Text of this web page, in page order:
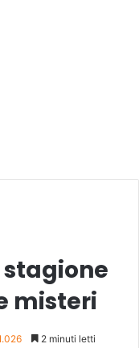
stagione
misteri
2 minuti letti